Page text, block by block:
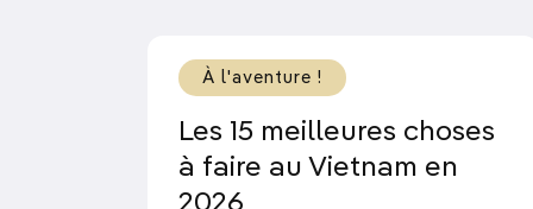
affichent des origines chinoises dans
larges boulevards jalonnés d’arbres
Hô Chi Minh-Ville notamment datent
les lignes d’horizon des grandes villes,
leurshôtels de luxe , témoignent de la
À l'aventure !
Les 15 meilleures choses
à faire au Vietnam en